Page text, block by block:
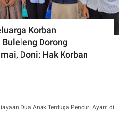
Korban
Dorong
Doni: Hak Korban